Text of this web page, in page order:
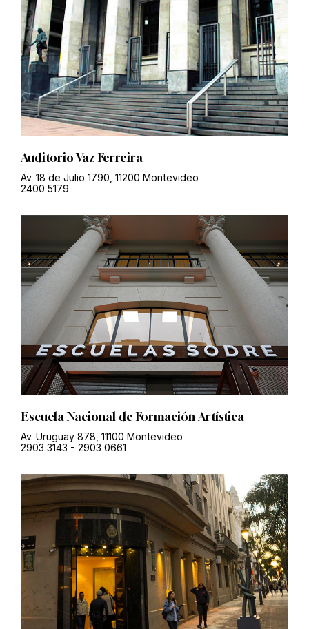
Auditorio Vaz Ferreira
Av. 18 de Julio 1790, 11200 Montevideo
2400 5179
Escuela Nacional de Formación Artística
Av. Uruguay 878, 11100 Montevideo
2903 3143 - 2903 0661